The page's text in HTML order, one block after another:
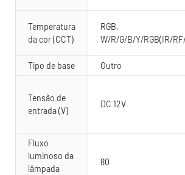
Temperatura
da cor (CCT)
RGB,
W/R/G/B/Y/RGB(IR/
Tipo de base
Outro
Tensão de
entrada (V)
DC 12V
Fluxo
luminoso da
lâmpada
80